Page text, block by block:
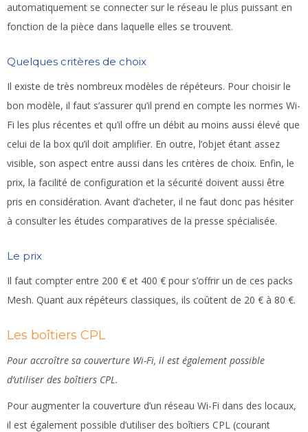
automatiquement se connecter sur le réseau le plus puissant en
fonction de la pièce dans laquelle elles se trouvent.
Quelques critères de choix
Il existe de très nombreux modèles de répéteurs. Pour choisir le
bon modèle, il faut s’assurer qu’il prend en compte les normes Wi-
Fi les plus récentes et qu’il offre un débit au moins aussi élevé que
celui de la box qu’il doit amplifier. En outre, l’objet étant assez
visible, son aspect entre aussi dans les critères de choix. Enfin, le
prix, la facilité de configuration et la sécurité doivent aussi être
pris en considération. Avant d’acheter, il ne faut donc pas hésiter
à consulter les études comparatives de la presse spécialisée.
Le prix
Il faut compter entre 200 € et 400 € pour s’offrir un de ces packs
Mesh. Quant aux répéteurs classiques, ils coûtent de 20 € à 80 €.
Les boîtiers CPL
Pour accroître sa couverture Wi-Fi, il est également possible
d’utiliser des boîtiers CPL.
Pour augmenter la couverture d’un réseau Wi-Fi dans des locaux,
il est également possible d’utiliser des boîtiers CPL (courant